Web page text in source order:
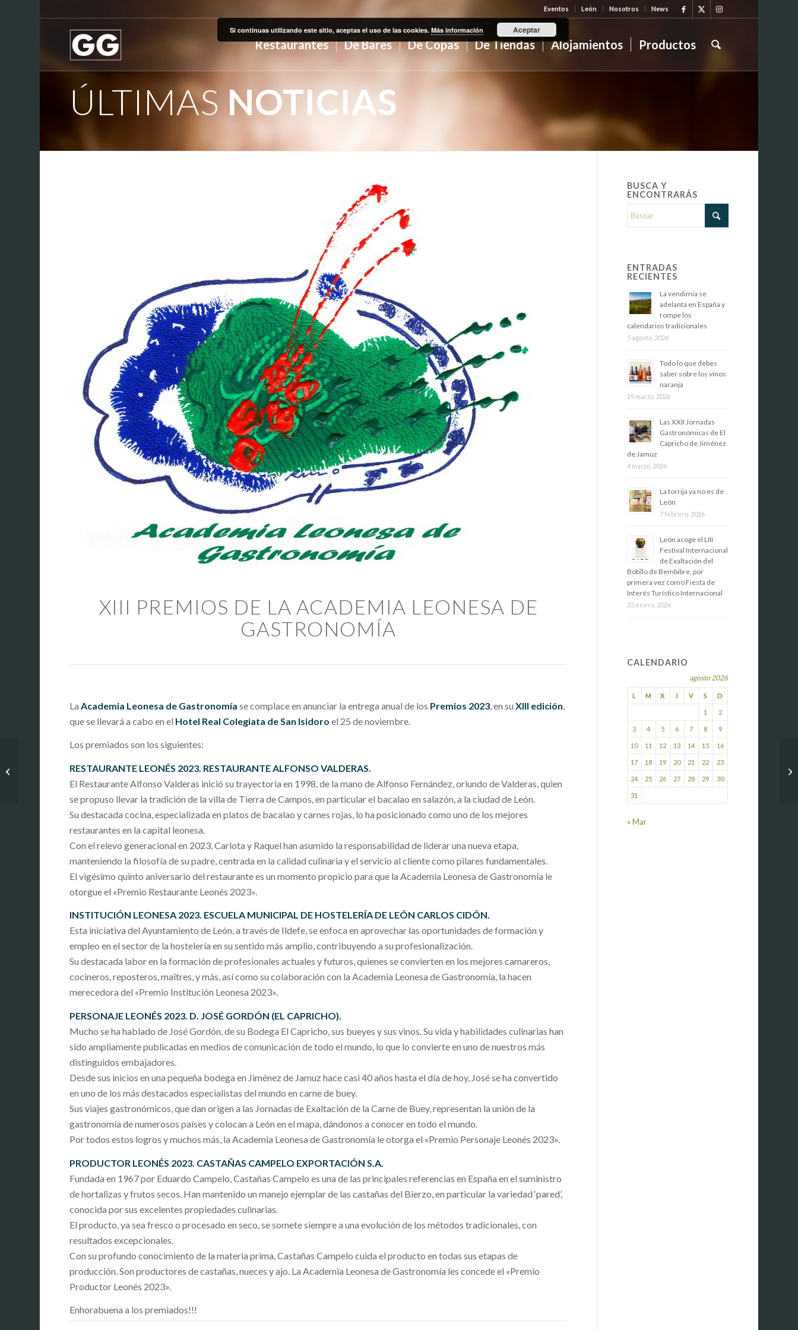
Eventos León Nosotros News
Restaurantes De Bares De Copas De Tiendas Alojamientos Productos
ÚLTIMASNOTICIAS
XIII PREMIOS DE LA ACADEMIA LEONESA DE
GASTRONOMÍA
La Academia Leonesa de Gastronomía se complace en anunciar la entrega anual de los Premios 2023 , en suXIII edición
que se llevará a cabo en el Hotel Real Colegiata de San Isidoro el 25 de noviembre.
Los premiados son los siguientes:
RESTAURANTE LEONÉS 2023. RESTAURANTE ALFONSO VALDERAS.
El Restaurante Alfonso Valderas inició su trayectoria en 1998, de la mano de Alfonso Fernández, oriundo de Valderas, quien
se propuso llevar la tradición de la villa de Tierra de Campos, en particular el bacalao en salazón, a la ciudad de León.
Su destacada cocina, especializada en platos de bacalao y carnes rojas, lo ha posicionado como uno de los mejores
restaurantes en la capital leonesa.
Con el relevo generacional en 2023, Carlota y Raquel han asumido la responsabilidad de liderar una nueva etapa,
manteniendo la filosofía de su padre, centrada en la calidad culinaria y el servicio al cliente como pilares fundamentales.
El vigésimo quinto aniversario del restaurante es un momento propicio para que la Academia Leonesa de Gastronomía le
otorgue el «Premio Restaurante Leonés 2023».
INSTITUCIÓN LEONESA 2023. ESCUELA MUNICIPAL DE HOSTELERÍA DE LEÓN CARLOS CIDÓN.
Esta iniciativa del Ayuntamiento de León, a través de Ildefe, se enfoca en aprovechar las oportunidades de formación y
empleo en el sector de la hostelería en su sentido más amplio, contribuyendo a su profesionalización.
Su destacada labor en la formación de profesionales actuales y futuros, quienes se convierten en los mejores camareros,
cocineros, reposteros, maîtres, y más, así como su colaboración con la Academia Leonesa de Gastronomía, la hacen
merecedora del «Premio Institución Leonesa 2023».
PERSONAJE LEONÉS 2023. D. JOSÉ GORDÓN (EL CAPRICHO).
Mucho se ha hablado de José Gordón, de su Bodega El Capricho, sus bueyes y sus vinos. Su vida y habilidades culinarias han
sido ampliamente publicadas en medios de comunicación de todo el mundo, lo que lo convierte en uno de nuestros más
distinguidos embajadores.
Desde sus inicios en una pequeña bodega en Jiménez de Jamuz hace casi 40 años hasta el día de hoy, José se ha convertido
en uno de los más destacados especialistas del mundo en carne de buey.
Sus viajes gastronómicos, que dan origen a las Jornadas de Exaltación de la Carne de Buey, representan la unión de la
gastronomía de numerosos países y colocan a León en el mapa, dándonos a conocer en todo el mundo.
Por todos estos logros y muchos más, la Academia Leonesa de Gastronomía le otorga el «Premio Personaje Leonés 2023».
PRODUCTOR LEONÉS 2023. CASTAÑAS CAMPELO EXPORTACIÓN S.A.
Fundada en 1967 por Eduardo Campelo, Castañas Campelo es una de las principales referencias en España en el suministro
de hortalizas y frutos secos. Han mantenido un manejo ejemplar de las castañas del Bierzo, en particular la variedad ‘pared’,
conocida por sus excelentes propiedades culinarias.
El producto, ya sea fresco o procesado en seco, se somete siempre a una evolución de los métodos tradicionales, con
resultados excepcionales.
Con su profundo conocimiento de la materia prima, Castañas Campelo cuida el producto en todas sus etapas de
producción. Son productores de castañas, nueces y ajo. La Academia Leonesa de Gastronomía les concede el «Premio
Productor Leonés 2023».
Enhorabuena a los premiados!!!
BUSCA Y
ENCONTRARÁS
ENTRADAS
RECIENTES
La vendimia se
adelanta en España y
rompe los
calendarios tradicionales
5 agosto, 2026
Todo lo que debes
saber sobre los vinos
naranja
19 marzo, 2026
Las XXII Jornadas
Gastronómicas de El
Capricho de Jiménez
de Jamuz
4 marzo, 2026
La torrija ya no es de
León
7 febrero, 2026
​León acoge el LIII
Festival Internacional
de Exaltación del
Botillo de Bembibre, por
primera vez como Fiesta de
Interés Turístico Internacional
23 enero, 2026
CALENDARIO
agosto 2026
L M X J V S D
1 2
3 4 5 6 7 8 9
10 11 12 13 14 15 16
17 18 19 20 21 22 23
24 25 26 27 28 29 30
31
« Mar
La Academia Leonesa
de Gastronomía,
de la Cofradía del...
Si continuas utilizando este sitio, aceptas el uso de las cookies. Más información Aceptar